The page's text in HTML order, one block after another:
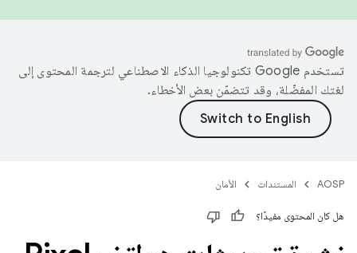
تستخدم Google تكنولوجيا الذكاء الاصطناعي لترجمة المحتوى إلى
لغتك المفضّلة، وقد تتضمّن بعض الأخطاء.
AOSP المستندات الأمان
هل كان المحتوى مفيدًا؟